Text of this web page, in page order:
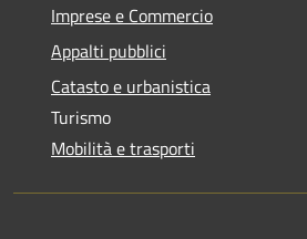
Imprese e Commercio
Appalti pubblici
Catasto e urbanistica
Turismo
Mobilità e trasporti